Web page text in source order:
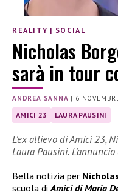
REALITY | SOCIAL
Nicholas
sarà in tour
ANDREA SANNA | 6
AMICI 23 LAURA PAUSINI
L’ex allievo di Amici 23,
Laura Pausini.
Bella notizia per
scuola di Amici di Maria